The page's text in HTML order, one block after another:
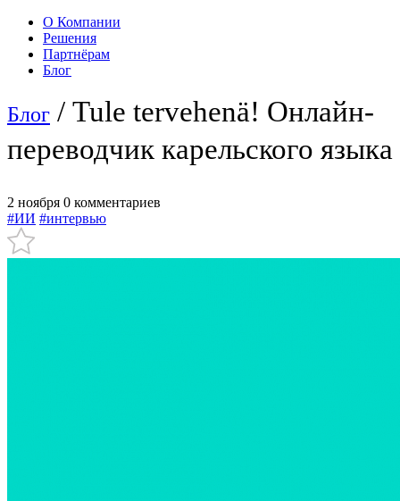
О Компании
Решения
Партнёрам
Блог
Блог / Tule tervehenä! Онлайн-
переводчик карельского языка
2 ноября 0 комментариев
#ИИ #интервью